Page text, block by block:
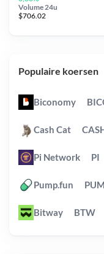
Volume 24u
$706.02
Populaire koersen
Biconomy
Cash Cat
Pi Network PI
Pump.fun
Bitway BTW